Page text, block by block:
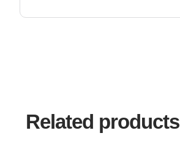
Related products